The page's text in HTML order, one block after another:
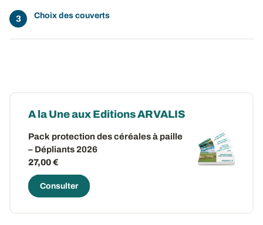
Choix des couverts
A la Une aux Editions ARVALIS
Pack protection des céréales à paille
– Dépliants 2026
27,00 €
Consulter